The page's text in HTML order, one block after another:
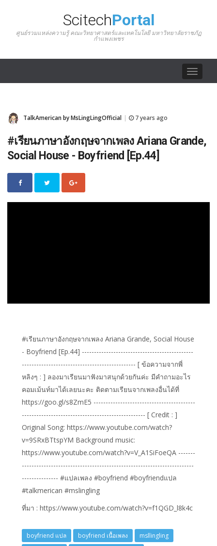
ScitechPortal
ศูนย์รวมแหล่งความรู้ คณะวิทยาศาสตร์และเทคโนโลยี มหาวิทยาลัยราชภัฏ
กำแพงเพชร
Toggle
TalkAmerican by MsLingLingOfficial 7 years ago
#เรียนภาษาอังกฤษจากเพลง Ariana Grande,
Social House - Boyfriend [Ep.44]
#เรียนภาษาอังกฤษจากเพลง Ariana Grande, Social House
- Boyfriend [Ep.44] ----------------------------------------------
----------------------------------------------- [ ข้อความจากพี่
หลิงๆ : ] ลองมาเรียนมาฟังมาสนุกด้วยกันค่ะ มีคำถามอะไร
คอมเม้นท์มาได้เลยนะคะ ติดตามเรียนจากเพลงอื่นได้ที่
https://goo.gl/s8ZmE5 ------------------------------------------
--------------------------------------------------- [ Credit : ]
Original Song: https://www.youtube.com/watch?
v=9SRxBTtspYM Background music:
https://www.youtube.com/watch?v=V_A1SiFoeQA -------
-----------------------------------------------------------------------
--------------- #แปลเพลง #boyfriend #boyfriendแปล
#talkmerican #mslingling
ที่มา : https://www.youtube.com/watch?v=f1QGD_l8k4c
boyfriend แปล boyfriend เนื้อเพลง
msllingling